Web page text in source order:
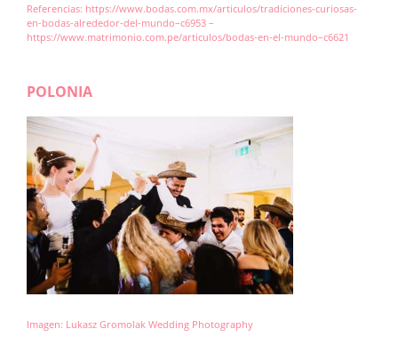
Referencias: https://www.bodas.com.mx/articulos/tradiciones-curiosas-
en-bodas-alrededor-del-mundo–c6953 –
https://www.matrimonio.com.pe/articulos/bodas-en-el-mundo–c6621
POLONIA
Imagen: Lukasz Gromolak Wedding Photography